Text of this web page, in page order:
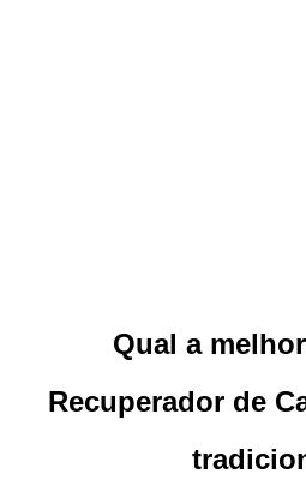
Loja Braga (Sede)
Loja Gaia
Qual a
Recuperador de